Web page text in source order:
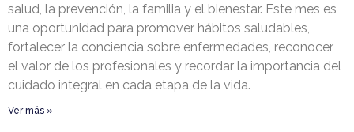
salud, la prevención, la familia y el bienestar. Este mes es
una oportunidad para promover hábitos saludables,
fortalecer la conciencia sobre enfermedades, reconocer
el valor de los profesionales y recordar la importancia del
cuidado integral en cada etapa de la vida.
Ver más »